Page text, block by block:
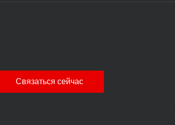
Связаться сейчас